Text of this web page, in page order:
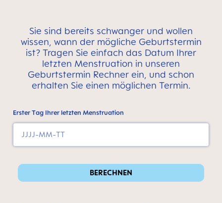
Sie sind bereits schwanger und wollen
wissen, wann der mögliche Geburtstermin
ist? Tragen Sie einfach das Datum Ihrer
letzten Menstruation in unseren
Geburtstermin Rechner ein, und schon
erhalten Sie einen möglichen Termin.
Erster Tag Ihrer letzten Menstruation
BERECHNEN